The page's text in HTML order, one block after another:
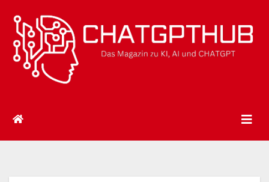
Inhalt
springen